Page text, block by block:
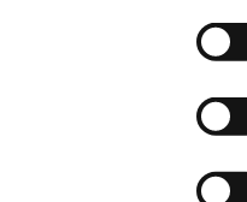
ze groeien.
dat door de